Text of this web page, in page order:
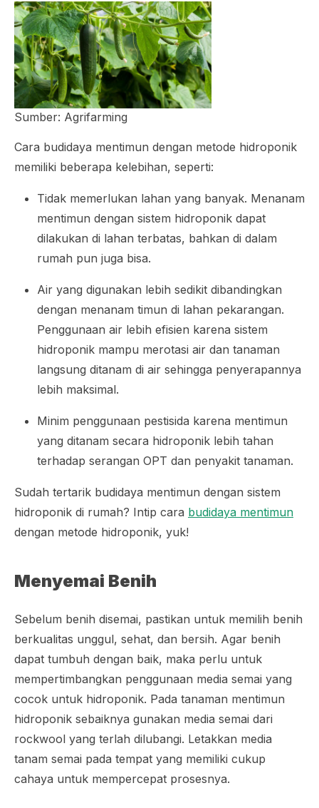
Sumber: Agrifarming
Cara budidaya mentimun dengan metode hidroponik
memiliki beberapa kelebihan, seperti:
Tidak memerlukan lahan yang banyak. Menanam
mentimun dengan sistem hidroponik dapat
dilakukan di lahan terbatas, bahkan di dalam
rumah pun juga bisa.
Air yang digunakan lebih sedikit dibandingkan
dengan menanam timun di lahan pekarangan.
Penggunaan air lebih efisien karena sistem
hidroponik mampu merotasi air dan tanaman
langsung ditanam di air sehingga penyerapannya
lebih maksimal.
Minim penggunaan pestisida karena mentimun
yang ditanam secara hidroponik lebih tahan
terhadap serangan OPT dan penyakit tanaman.
Sudah tertarik budidaya mentimun dengan sistem
hidroponik di rumah? Intip cara budidaya mentimun
dengan metode hidroponik, yuk!
Menyemai Benih
Sebelum benih disemai, pastikan untuk memilih benih
berkualitas unggul, sehat, dan bersih. Agar benih
dapat tumbuh dengan baik, maka perlu untuk
mempertimbangkan penggunaan media semai yang
cocok untuk hidroponik. Pada tanaman mentimun
hidroponik sebaiknya gunakan media semai dari
rockwool yang terlah dilubangi. Letakkan media
tanam semai pada tempat yang memiliki cukup
cahaya untuk mempercepat prosesnya.